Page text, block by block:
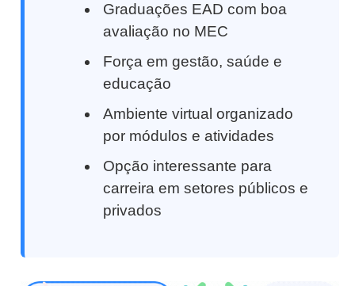
Graduações EAD com boa
avaliação no MEC
Força em gestão, saúde e
educação
Ambiente virtual organizado
por módulos e atividades
Opção interessante para
carreira em setores públicos e
privados